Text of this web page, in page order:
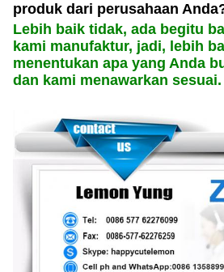
produk dari perusahaan
Lebih baik tidak, ada begitu
kami manufaktur, jadi, lebih
menentukan apa yang Anda
dan kami menawarkan sesuai.